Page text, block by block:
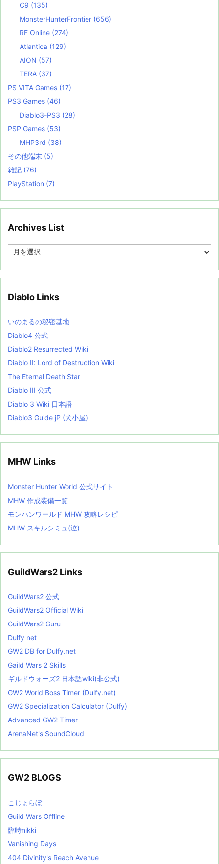
C9 (135)
MonsterHunterFrontier (656)
RF Online (274)
Atlantica (129)
AION (57)
TERA (37)
PS VITA Games (17)
PS3 Games (46)
Diablo3-PS3 (28)
PSP Games (53)
MHP3rd (38)
その他端末 (5)
雑記 (76)
PlayStation (7)
Archives List
e
i
s
t
Diablo Links
いのまるの秘密基地
Diablo4 公式
Diablo2 Resurrected Wiki
Diablo II: Lord of Destruction Wiki
The Eternal Death Star
Diablo III 公式
Diablo 3 Wiki 日本語
Diablo3 Guide jP (犬小屋)
MHW Links
Monster Hunter World 公式サイト
MHW 作成装備一覧
モンハンワールド MHW 攻略レシピ
MHW スキルシミュ(泣)
GuildWars2 Links
GuildWars2 公式
GuildWars2 Official Wiki
GuildWars2 Guru
Dulfy net
GW2 DB for Dulfy.net
Gaild Wars 2 Skills
ギルドウォーズ2 日本語wiki(非公式)
GW2 World Boss Timer (Dulfy.net)
GW2 Specialization Calculator (Dulfy)
Advanced GW2 Timer
ArenaNet's SoundCloud
GW2 BLOGS
こじょらぼ
Guild Wars Offline
臨時nikki
Vanishing Days
404 Divinity's Reach Avenue